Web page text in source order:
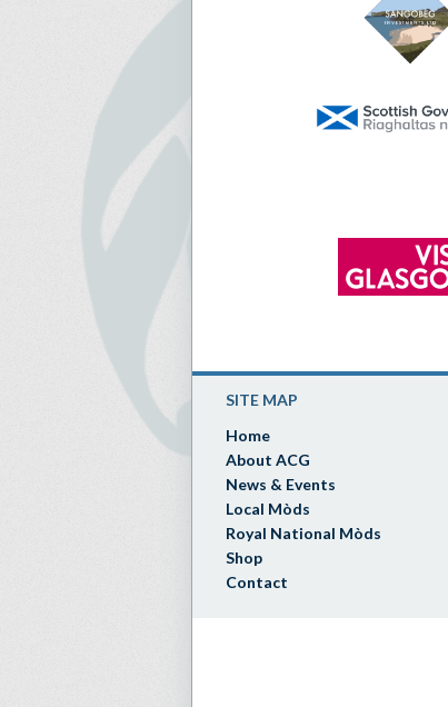
SITE MAP
Home
About ACG
News & Events
Local Mòds
Royal National Mòds
Shop
Contact